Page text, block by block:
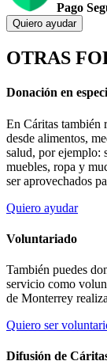
Pago
Quiero ayudar
OTRAS
Donación en
En Cáritas también
desde alimentos,
salud, por ejemplo:
muebles, ropa y
ser aprovechados
Quiero ayudar
Voluntariado
También puedes
servicio como
de Monterrey
Quiero ser
Difusión de